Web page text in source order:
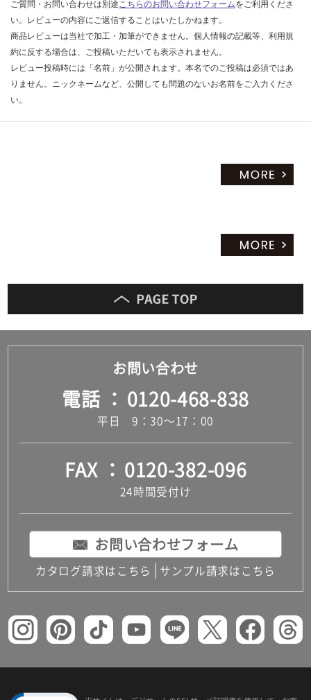
ご質問・お問い合わせは別途 こちらのお問い合わせフォームをご利用くださ
い。レビューの内容にご返信することはいたしかねます。
商品レビューは当社で加工・加筆ができません。個人情報の記載等、利用規
約に反する場合は、ご投稿いただいても表示されません。
レビュー投稿時には「名前」が公開されます。本名でのご投稿は必須ではあ
りません。ニックネームなど、公開しても問題のないお名前をご入力くださ
い。
お問い合わせ
電話 0120-468-838
平日 9：30～17：00
FAX 0120-382-096
24時間受付け
お問い合わせフォーム
カタログ請求はこちら サンプル請求はこちら